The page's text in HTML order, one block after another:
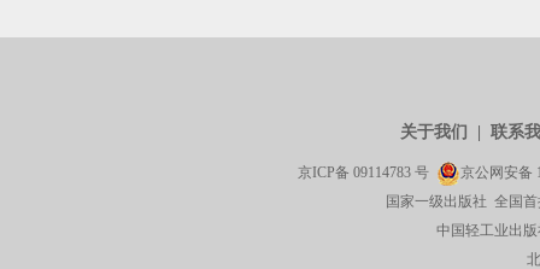
关于我们 联系
京ICP备 09114783 号 京公网安备
国家一级出版社 全国
中国轻工业出版